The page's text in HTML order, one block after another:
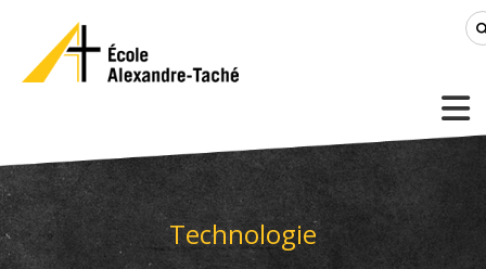
Technologie